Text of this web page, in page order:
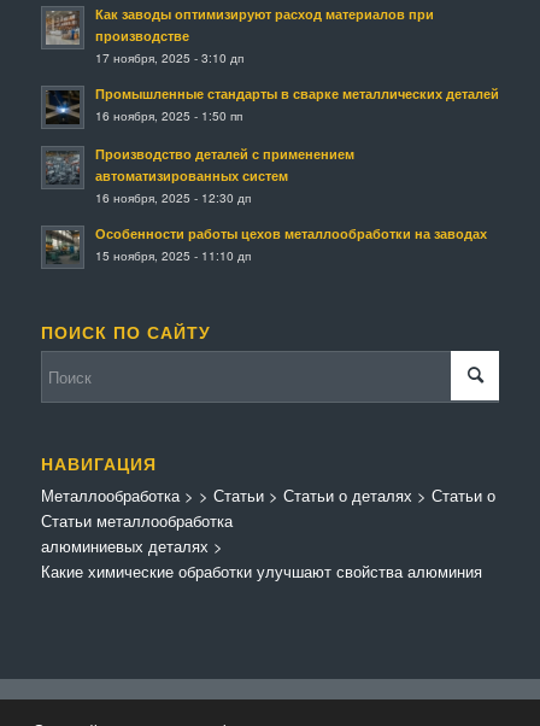
Как заводы оптимизируют расход материалов при
производстве
17 ноября, 2025 - 3:10 дп
Промышленные стандарты в сварке металлических деталей
16 ноября, 2025 - 1:50 пп
Производство деталей с применением
автоматизированных систем
16 ноября, 2025 - 12:30 дп
Особенности работы цехов металлообработки на заводах
15 ноября, 2025 - 11:10 дп
ПОИСК ПО САЙТУ
НАВИГАЦИЯ
Металлообработка>
Статьи металлообработка
> Статьи> Статьи о деталях > Статьи о
алюминиевых деталях >
Какие химические обработки улучшают свойства алюминия